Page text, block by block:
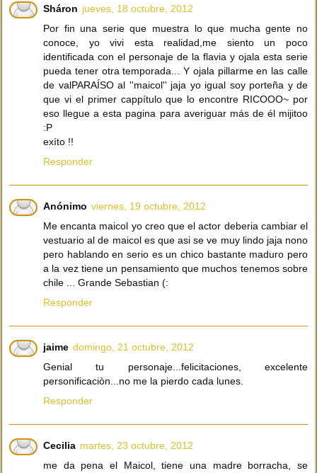
Sháron jueves, 18 octubre, 2012
Por fin una serie que muestra lo que mucha gente no
conoce, yo vivi esta realidad,me siento un poco
identificada con el personaje de la flavia y ojala esta serie
pueda tener otra temporada... Y ojala pillarme en las calle
de valPARAÍSO al ''maicol'' jaja yo igual soy porteña y de
que vi el primer cappítulo que lo encontre RICOOO~ por
eso llegue a esta pagina para averiguar más de él mijitoo
:P
exíto !!
Responder
Anónimo viernes, 19 octubre, 2012
Me encanta maicol yo creo que el actor deberia cambiar el
vestuario al de maicol es que asi se ve muy lindo jaja nono
pero hablando en serio es un chico bastante maduro pero
a la vez tiene un pensamiento que muchos tenemos sobre
chile ... Grande Sebastian (:
Responder
jaime domingo, 21 octubre, 2012
Genial tu personaje...felicitaciones, excelente
personificaciòn...no me la pierdo cada lunes.
Responder
Cecilia martes, 23 octubre, 2012
me da pena el Maicol, tiene una madre borracha, se